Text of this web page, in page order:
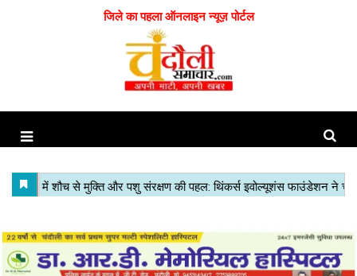
जिले का पहला ऑनलाइन न्यूज़ पोर्टल